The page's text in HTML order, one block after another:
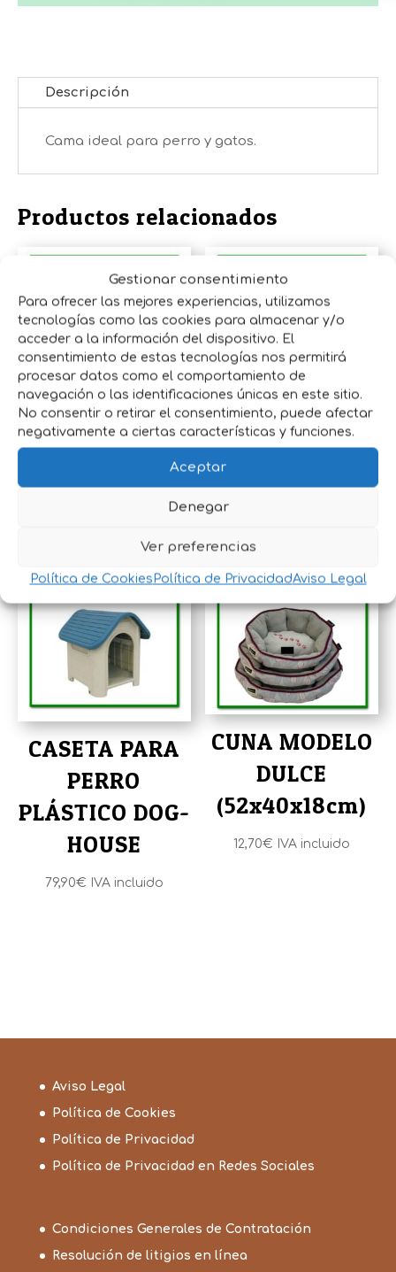
Gestionar consentimiento
Para ofrecer las mejores experiencias, utilizamos
tecnologías como las cookies para almacenar y/o
acceder a la información del dispositivo. El
consentimiento de estas tecnologías nos permitirá
procesar datos como el comportamiento de
navegación o las identificaciones únicas en este sitio.
No consentir o retirar el consentimiento, puede afectar
negativamente a ciertas características y funciones.
Aceptar
Denegar
Ver preferencias
Política de Cookies Política de PrivacidadAviso Legal
Descripción
Cama ideal para perro y gatos.
Productos relacionados
CASETA PARA
PERRO
PLASTICO CON
IVA incluido
LAMPARA
INFRAROJA IR
CASETA PARA
PERRO
PLÁSTICO DOG-
HOUSE
79,90€ IVA incluido
CUNA MODELO
DULCE
(52x40x18cm)
12,70€ IVA incluido
Aviso Legal
Política de Cookies
Política de Privacidad
Política de Privacidad en Redes Sociales
Condiciones Generales de Contratación
Resolución de litigios en línea